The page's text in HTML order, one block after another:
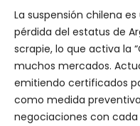
La suspensión chilena
pérdida del estatus de
scrapie, lo que activa la
muchos mercados.
emitiendo certificados
como medida
negociaciones con cada